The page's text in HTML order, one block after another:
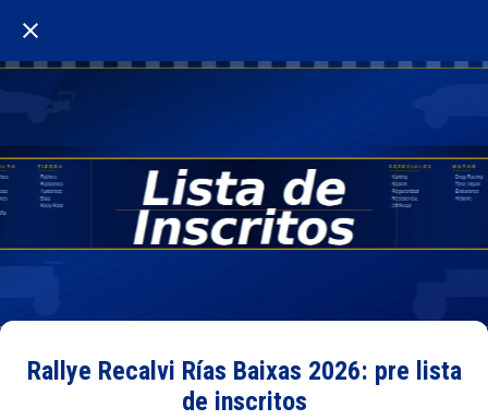
Rallye Recalvi Rías Baixas 2026: pre lista
de inscritos